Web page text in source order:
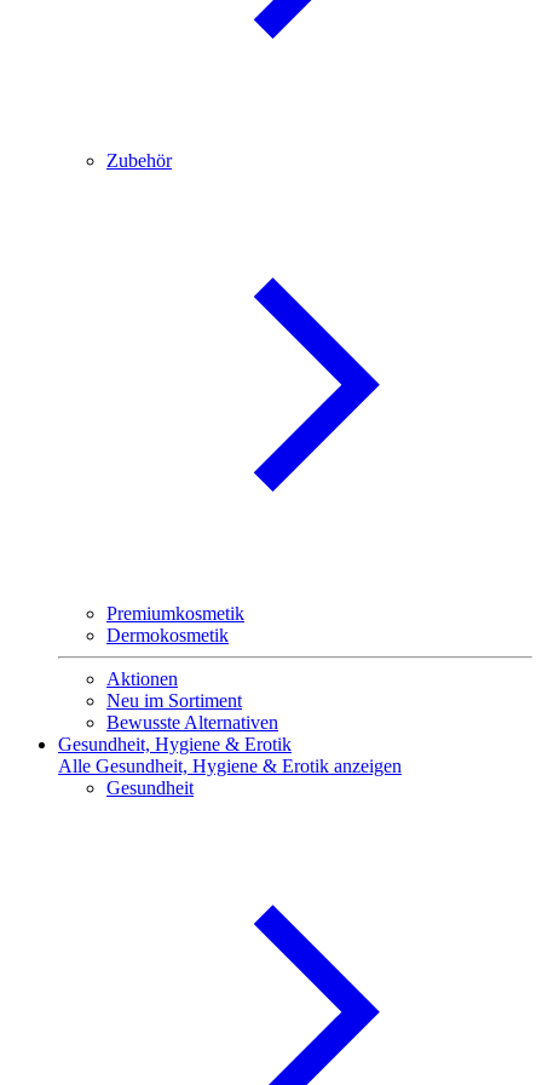
Zubehör
Premiumkosmetik
Dermokosmetik
Aktionen
Neu im Sortiment
Bewusste Alternativen
Gesundheit, Hygiene & Erotik
Alle Gesundheit, Hygiene & Erotik anzeigen
Gesundheit